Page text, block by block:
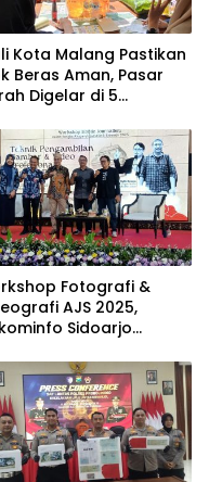
Kota Malang Pastikan
Beras Aman, Pasar
Digelar di 5
Fotografi &
AJS 2025,
Sidoarjo
Sejarah dan